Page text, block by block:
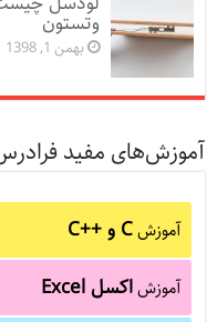
وتستون
بهمن 1, 1398
آموزش‌های مفید
آموزشC و C++‎
آموزشاکسل Excel